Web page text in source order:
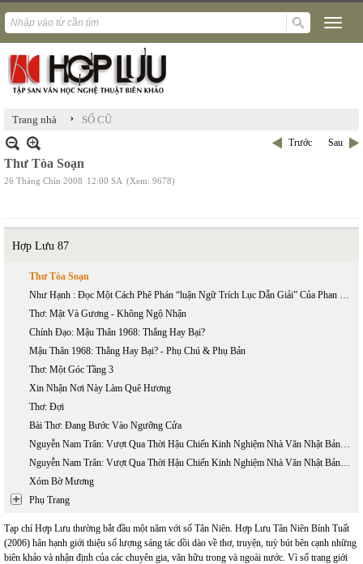
Trang nhà › SỐ CŨ
Trước Sau
Thư Tòa Soạn
26 Tháng Chín 2008 12:00 SA (Xem: 9678)
Hợp Lưu 87
Thư Tòa Soạn
Như Hạnh : Đọc Một Cách Phê Phán “luận Ngữ Trích Lục Dẫn Giải” Của Phan Bội Châu
Thơ: Mặt Và Gương - Không Ngộ Nhận
Chính Đạo: Mậu Thân 1968: Thắng Hay Bại?
Mậu Thân 1968: Thắng Hay Bại? - Phụ Chú & Phụ Bản
Thơ: Một Góc Tầng 3
Xin Nhận Nơi Này Làm Quê Hương
Thơ: Đợi
Bài Thơ: Đang Bước Vào Ngưỡng Cửa
Nguyễn Nam Trân: Vượt Qua Thời Hậu Chiến Kinh Nghiệm Nhà Văn Nhật Bản Thế Hệ (1945 - 1965) - Phần 1
Nguyễn Nam Trân: Vượt Qua Thời Hậu Chiến Kinh Nghiệm Nhà Văn Nhật Bản Thế Hệ (1945 - 1965) - Phần 2
Xóm Bờ Mương
Phụ Trang
Tạp chí Hợp Lưu thường bắt đầu một năm với số Tân Niên. Hợp Lưu Tân Niên Bính Tuất
(2006) hân hạnh giới thiệu số lượng sáng tác dồi dào về thơ, truyện, tuỳ bút bên cạnh những
biên khảo và nhận định của các chuyên gia, văn hữu trong và ngoài nước. Vì số trang giới